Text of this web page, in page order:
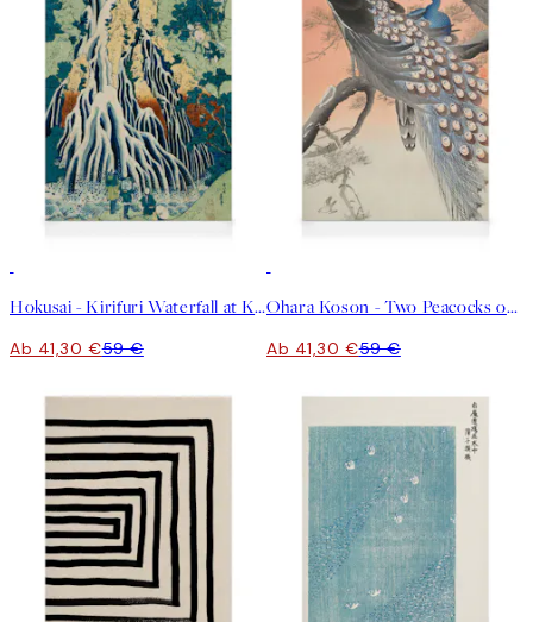
Hokusai - Kirifuri Waterfall at Kurokami Mountain Leinwandbild
Ab 41,30 €59 €
Ohara Koson - Two Peacocks on Tree Branch Leinwandbild
Ab 41,30 €59 €